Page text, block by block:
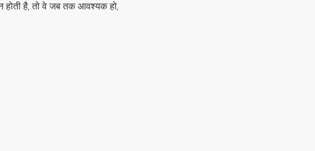
होती है, तो वे जब तक आवश्यक हो,